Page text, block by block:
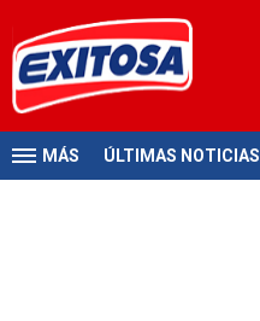
MÁS ÚLTIMAS NOTICIAS